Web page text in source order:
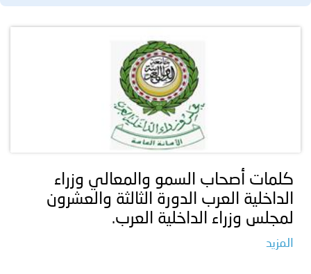
الإلكترونية
صور
وفيديو
مجلة
كلمات أصحاب السمو والمعالي وزراء
الداخلية العرب الدورة الثالثة والعشرون
لمجلس وزراء الداخلية العرب.
المزيد